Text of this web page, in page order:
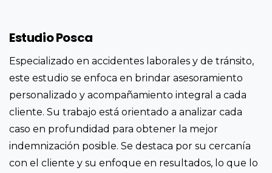
Estudio Posca
Especializado en accidentes laborales y de tránsito,
este estudio se enfoca en brindar asesoramiento
personalizado y acompañamiento integral a cada
cliente. Su trabajo está orientado a analizar cada
caso en profundidad para obtener la mejor
indemnización posible. Se destaca por su cercanía
con el cliente y su enfoque en resultados, lo que lo